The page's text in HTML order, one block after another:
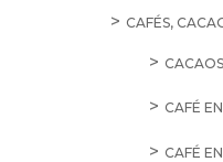
CAFÉS,
CAFÉ
CAFÉ